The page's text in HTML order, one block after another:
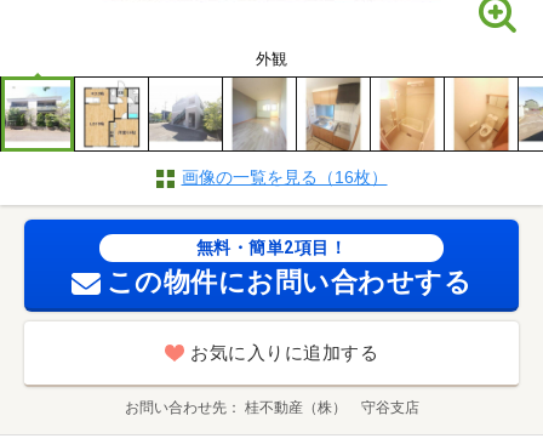
外観
画像の一覧を見る（16枚）
無料・簡単2項目！
この物件にお問い合わせする
お気に入りに追加する
お問い合わせ先 桂不動産（株） 守谷支店